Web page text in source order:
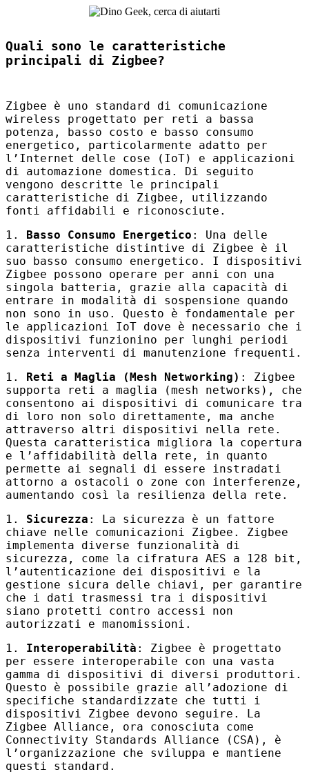
Quali sono le caratteristiche
principali di Zigbee?
Zigbee è uno standard di comunicazione
wireless progettato per reti a bassa
potenza, basso costo e basso consumo
energetico, particolarmente adatto per
l’Internet delle cose (IoT) e applicazioni
di automazione domestica. Di seguito
vengono descritte le principali
caratteristiche di Zigbee, utilizzando
fonti affidabili e riconosciute.
1. Basso Consumo Energetico : Una delle
caratteristiche distintive di Zigbee è il
suo basso consumo energetico. I dispositivi
Zigbee possono operare per anni con una
singola batteria, grazie alla capacità di
entrare in modalità di sospensione quando
non sono in uso. Questo è fondamentale per
le applicazioni IoT dove è necessario che i
dispositivi funzionino per lunghi periodi
senza interventi di manutenzione frequenti.
1. Reti a Maglia (Mesh Networking) : Zigbee
supporta reti a maglia (mesh networks), che
consentono ai dispositivi di comunicare tra
di loro non solo direttamente, ma anche
attraverso altri dispositivi nella rete.
Questa caratteristica migliora la copertura
e l’affidabilità della rete, in quanto
permette ai segnali di essere instradati
attorno a ostacoli o zone con interferenze,
aumentando così la resilienza della rete.
1. Sicurezza : La sicurezza è un fattore
chiave nelle comunicazioni Zigbee. Zigbee
implementa diverse funzionalità di
sicurezza, come la cifratura AES a 128 bit,
l’autenticazione dei dispositivi e la
gestione sicura delle chiavi, per garantire
che i dati trasmessi tra i dispositivi
siano protetti contro accessi non
autorizzati e manomissioni.
1. Interoperabilità : Zigbee è progettato
per essere interoperabile con una vasta
gamma di dispositivi di diversi produttori.
Questo è possibile grazie all’adozione di
specifiche standardizzate che tutti i
dispositivi Zigbee devono seguire. La
Zigbee Alliance, ora conosciuta come
Connectivity Standards Alliance ( CSA), è
l’organizzazione che sviluppa e mantiene
questi standard.